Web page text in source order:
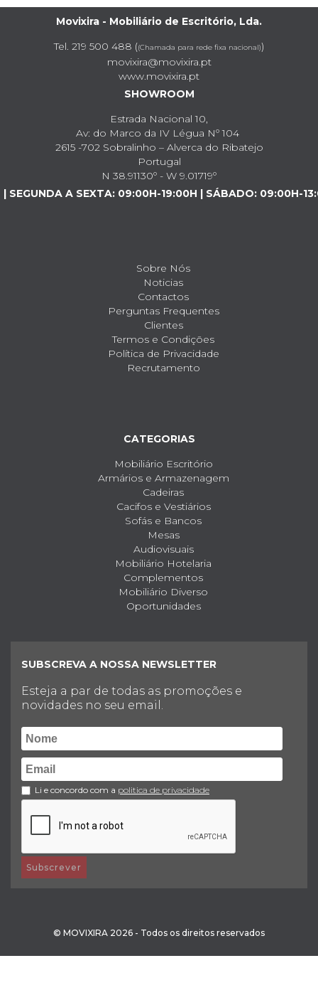
Movixira - Mobiliário de Escritório, Lda.
Tel. 219 500 488 ((Chamada para rede fixa nacional))
movixira@movixira.pt
www.movixira.pt
SHOWROOM
Estrada Nacional 10,
Av: do Marco da IV Légua Nº 104
2615 -702 Sobralinho – Alverca do Ribatejo
Portugal
N 38.91130º - W 9.01719º
| SEGUNDA A SEXTA: 09:00H-19:00H | SÁBADO: 09:00H-
Sobre Nós
Noticias
Contactos
Perguntas Frequentes
Clientes
Termos e Condições
Política de Privacidade
Recrutamento
CATEGORIAS
Mobiliário Escritório
Armários e Armazenagem
Cadeiras
Cacifos e Vestiários
Sofás e Bancos
Mesas
Audiovisuais
Mobiliário Hotelaria
Complementos
Mobiliário Diverso
Oportunidades
SUBSCREVA A NOSSA NEWSLETTER
Esteja a par de todas as promoções e
novidades no seu email.
Subscrever
Li e concordo com a politica de privacidade
© MOVIXIRA 2026 - Todos os direitos reservados